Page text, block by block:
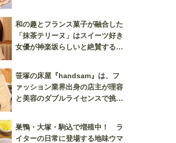
和の趣とフランス菓子が融合した
「抹茶テリーヌ」はスイーツ好き
女優が神楽坂らしいと絶賛する逸
笹塚の床屋『handsam』は、フ
ァッション業界出身の店主が理容
と美容のダブルライセンスで挑む
巣鴨・大塚・駒込で増殖中！ ラ
イターの日常に登場する地味ウマ